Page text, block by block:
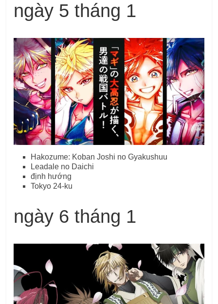
ngày 5 tháng 1
Hakozume: Koban Joshi no Gyakushuu
Leadale no Daichi
định hướng
Tokyo 24-ku
ngày 6 tháng 1